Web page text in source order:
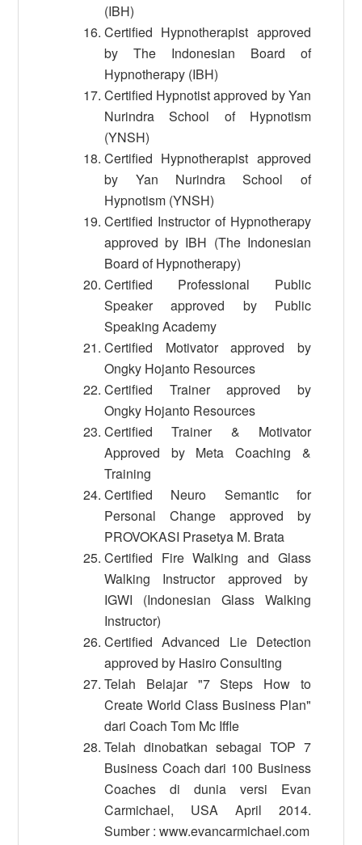
(IBH)
Certified Hypnotherapist approved
by The Indonesian Board of
Hypnotherapy (IBH)
Certified Hypnotist approved by Yan
Nurindra School of Hypnotism
(YNSH)
Certified Hypnotherapist approved
by Yan Nurindra School of
Hypnotism (YNSH)
Certified Instructor of Hypnotherapy
approved by IBH (The Indonesian
Board of Hypnotherapy)
Certified Professional Public
Speaker approved by Public
Speaking Academy
Certified Motivator approved by
Ongky Hojanto Resources
Certified Trainer approved by
Ongky Hojanto Resources
Certified Trainer & Motivator
Approved by Meta Coaching &
Training
Certified Neuro Semantic for
Personal Change approved by
PROVOKASI Prasetya M. Brata
Certified Fire Walking and Glass
Walking Instructor approved by
IGWI (Indonesian Glass Walking
Instructor)
Certified Advanced Lie Detection
approved by Hasiro Consulting
Telah Belajar "7 Steps How to
Create World Class Business Plan"
dari Coach Tom Mc Iffle
Telah dinobatkan sebagai TOP 7
Business Coach dari 100 Business
Coaches di dunia versi Evan
Carmichael, USA April 2014.
Sumber : www.evancarmichael.com